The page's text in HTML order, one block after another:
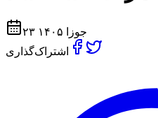
۲۳ جوزا ۱۴۰۵
اشتراک‌گذاری